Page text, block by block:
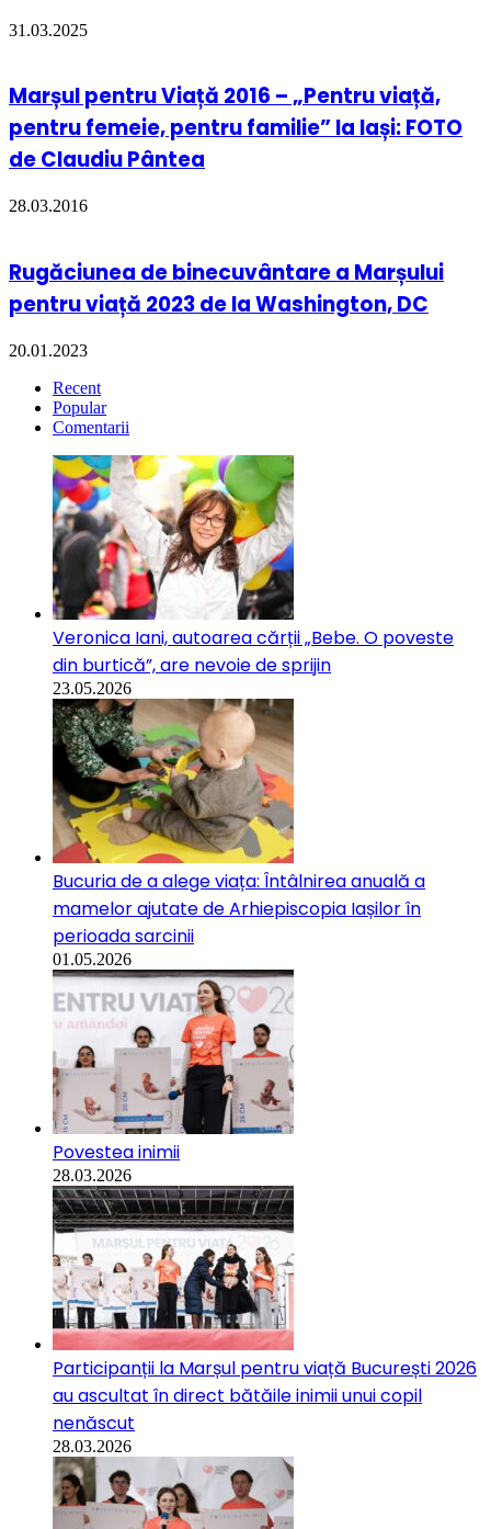
31.03.2025
Marșul pentru Viață 2016 – „Pentru viață,
pentru femeie, pentru familie” la Iași: FOTO
de Claudiu Pântea
28.03.2016
Rugăciunea de binecuvântare a Marșului
pentru viață 2023 de la Washington, DC
20.01.2023
Recent
Popular
Comentarii
Veronica Iani, autoarea cărții „Bebe. O poveste
din burtică”, are nevoie de sprijin
23.05.2026
Bucuria de a alege viața: Întâlnirea anuală a
mamelor ajutate de Arhiepiscopia Iașilor în
perioada sarcinii
01.05.2026
Povestea inimii
28.03.2026
Participanții la Marșul pentru viață București 2026
au ascultat în direct bătăile inimii unui copil
nenăscut
28.03.2026